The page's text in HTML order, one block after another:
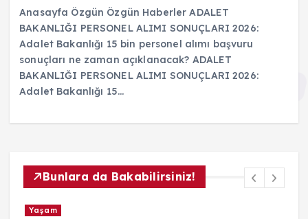
Anasayfa Özgün Özgün Haberler ADALET
BAKANLIĞI PERSONEL ALIMI SONUÇLARI 2026:
Adalet Bakanlığı 15 bin personel alımı başvuru
sonuçları ne zaman açıklanacak? ADALET
BAKANLIĞI PERSONEL ALIMI SONUÇLARI 2026:
Adalet Bakanlığı 15…
Bunlara da Bakabilirsiniz!
Yaşam